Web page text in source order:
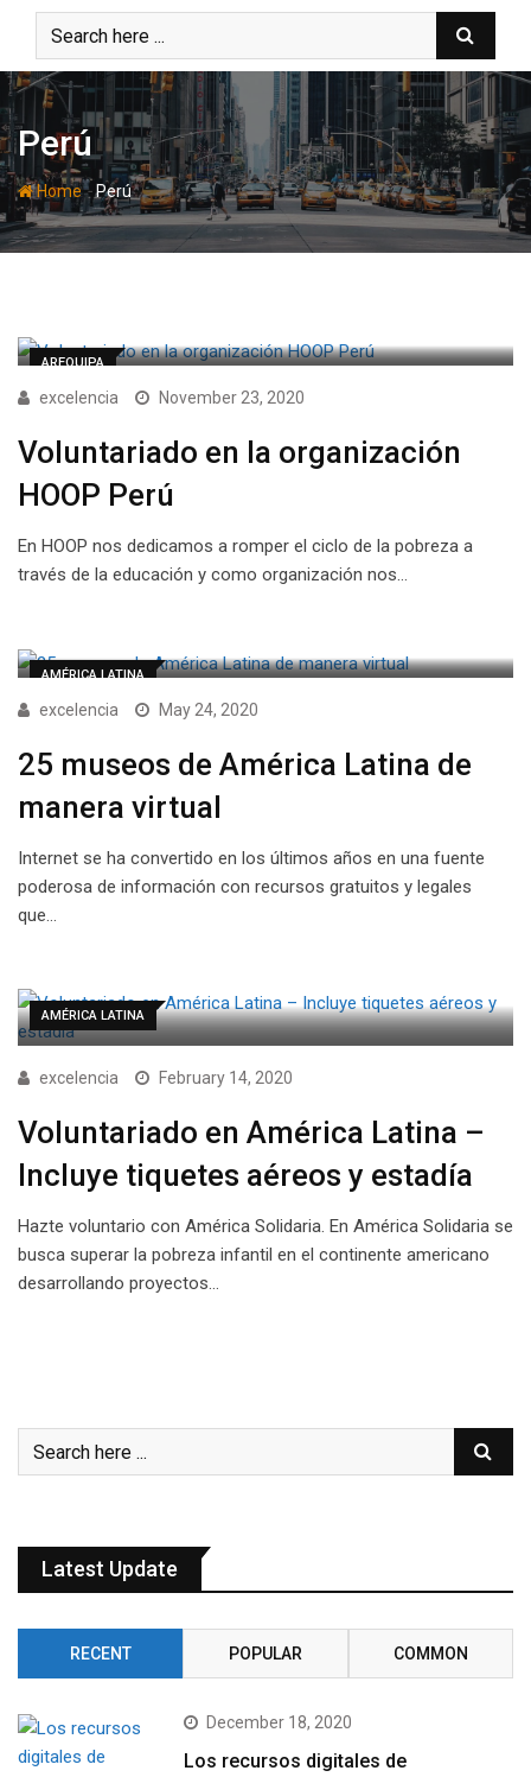
content
Perú
Home-Perú
AREQUIPA
excelencia November 23, 2020
Voluntariado en la organización
HOOP Perú
En HOOP nos dedicamos a romper el ciclo de la pobreza a
través de la educación y como organización nos…
AMÉRICA LATINA
excelencia May 24, 2020
25 museos de América Latina de
manera virtual
Internet se ha convertido en los últimos años en una fuente
poderosa de información con recursos gratuitos y legales
que…
AMÉRICA LATINA
excelencia February 14, 2020
Voluntariado en América Latina –
Incluye tiquetes aéreos y estadía
Hazte voluntario con América Solidaria. En América Solidaria se
busca superar la pobreza infantil en el continente americano
desarrollando proyectos…
Latest Update
RECENT POPULAR COMMON
December 18, 2020
Los recursos digitales de